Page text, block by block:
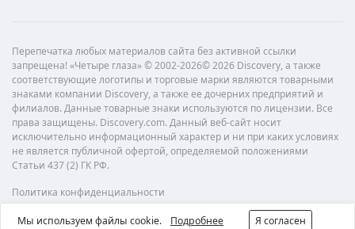
Перепечатка любых материалов сайта без активной ссылки
запрещена! «Четыре глаза» © 2002-2026© 2026 Discovery, а также
соответствующие логотипы и торговые марки являются товарными
знаками компании Discovery, а также ее дочерних предприятий и
филиалов. Данные товарные знаки используются по лицензии. Все
права защищены. Discovery.com. Данный веб-сайт носит
исключительно информационный характер и ни при каких условиях
не является публичной офертой, определяемой положениями
Статьи 437 (2) ГК РФ.
Политика конфиденциальности
Мы используем файлы cookie. Подробнее Я согласен